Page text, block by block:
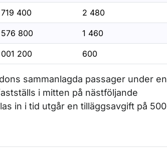
719 400 2 480
576 800 1 460
001 200 600
sammanlagda passager under en
i mitten på nästföljande
in i tid utgår en tilläggsavgift på 500